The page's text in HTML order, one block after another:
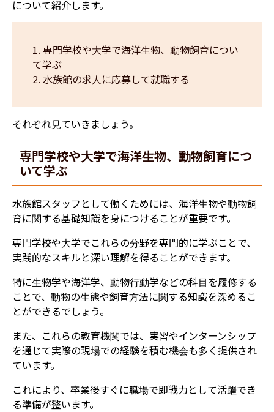
について紹介します。
専門学校や大学で海洋生物、動物飼育につい
て学ぶ
水族館の求人に応募して就職する
それぞれ見ていきましょう。
専門学校や大学で海洋生物、動物飼育につ
いて学ぶ
水族館スタッフとして働くためには、海洋生物や動物飼
育に関する基礎知識を身につけることが重要です。
専門学校や大学でこれらの分野を専門的に学ぶことで、
実践的なスキルと深い理解を得ることができます。
特に生物学や海洋学、動物行動学などの科目を履修する
ことで、動物の生態や飼育方法に関する知識を深めるこ
とができるでしょう。
また、これらの教育機関では、実習やインターンシップ
を通じて実際の現場での経験を積む機会も多く提供され
ています。
これにより、卒業後すぐに職場で即戦力として活躍でき
る準備が整います。